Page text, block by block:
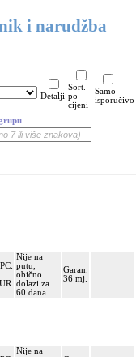
i narudžba
Detalji
Sort.
po
cijeni
Samo
isporučivo
Nije na
putu,
obično
dolazi za
60 dana
Garan.
36 mj.
Nije na